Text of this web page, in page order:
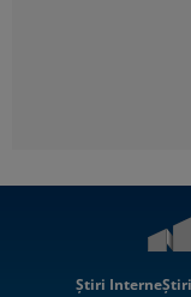
Știri Interne